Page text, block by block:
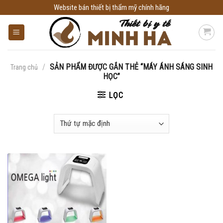
to
content
Website bán thiết bị thẩm mỹ chính hãng
Trang chủ / SẢN PHẨM ĐƯỢC GẮN THẺ “MÁY ÁNH SÁNG SINH
HỌC”
LỌC